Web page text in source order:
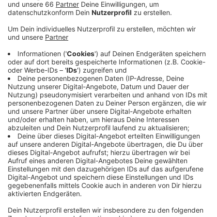
Veröffentlicht:Freitag, 16.10.2020 15:22
Zum Ein- und Aussteigen gibt es ein
Einbahnstraßensystem, damit sich Besucher nicht über
den Weg laufen. Die Gondeln werden regelmäßig
gelüftet und desinfinziert. Wer eine rund 15-minütige
Fahrt machen möchte, zahlt dafür 8 Euro. Kinder unter
1,40 Meter Körpergröße 5 Euro.
Vor rund einer Woche wurde mit dem Aufbau des
Riesenrads begonnen:
Das "Wheel of vision" von Oscar Bruch:
Öffnungszeiten, Preise und Online-Buchung: